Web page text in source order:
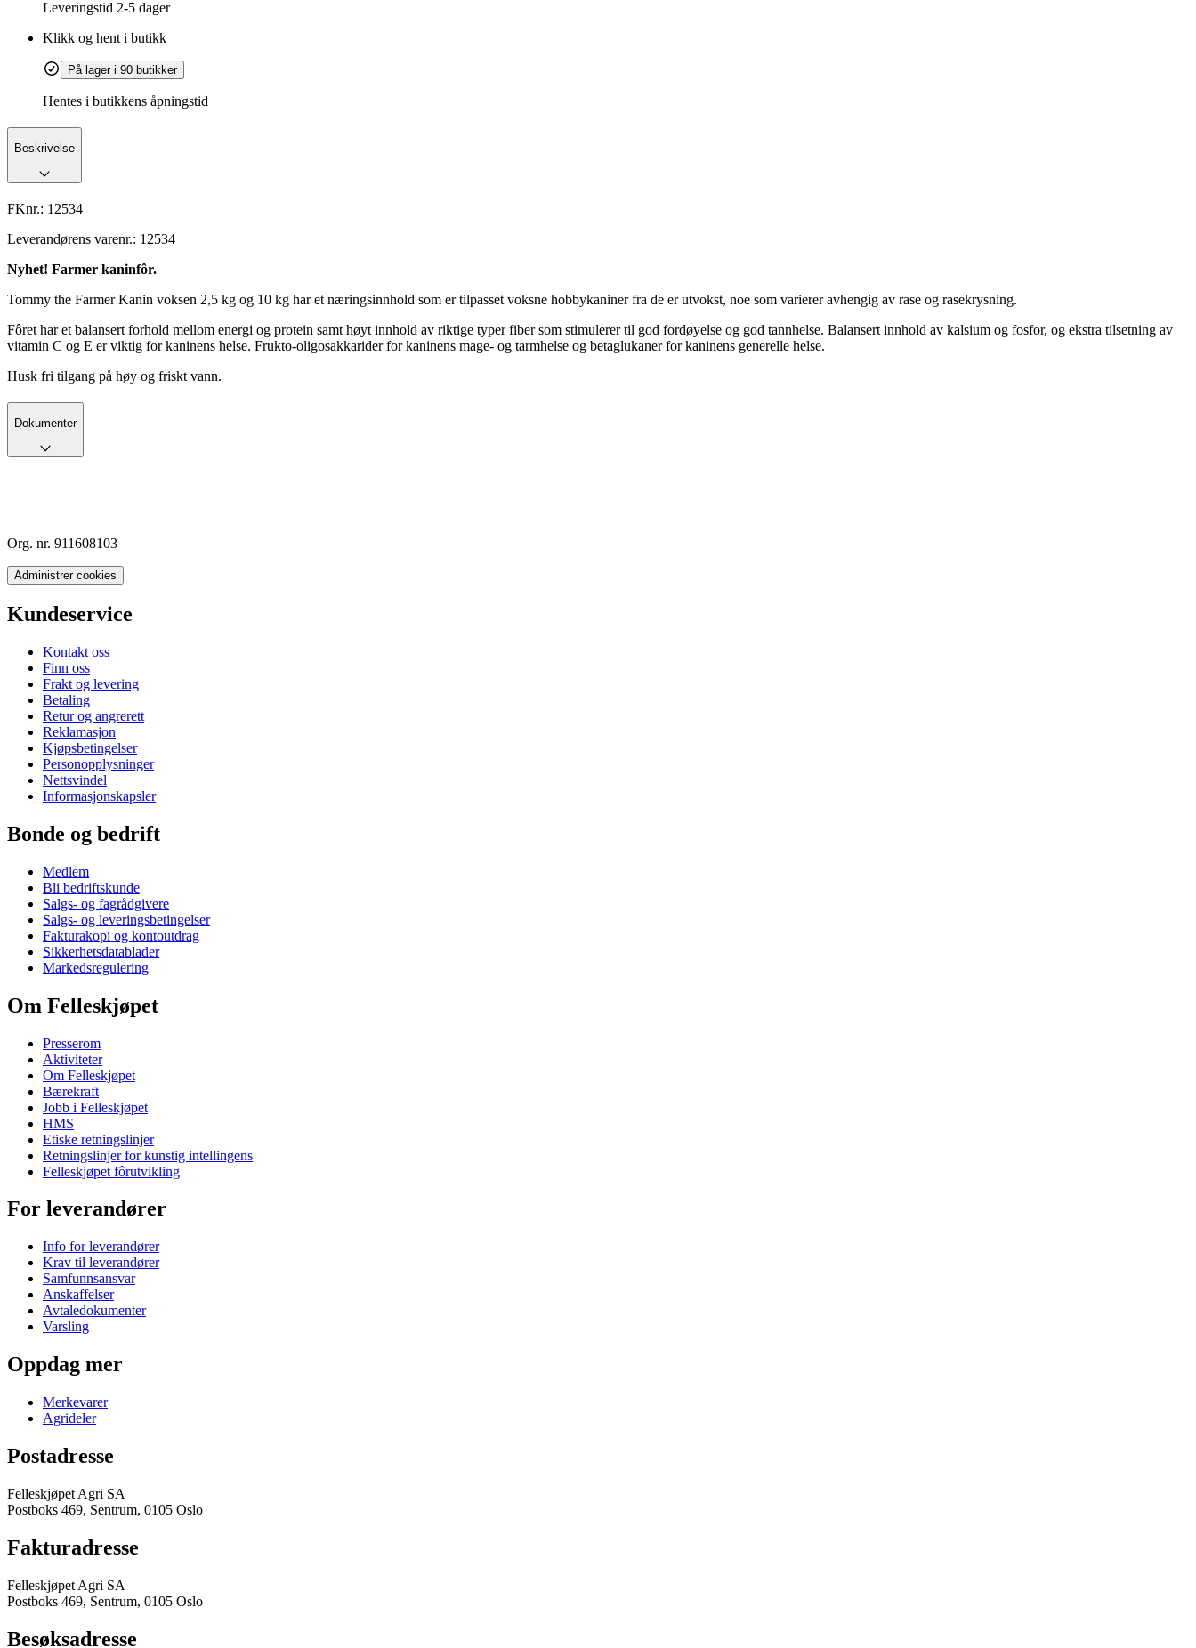
Leveringstid 2-5 dager
Klikk og hent i butikk
På lager i 90 butikker
Hentes i butikkens åpningstid
Beskrivelse
FKnr.: 12534
Leverandørens varenr.: 12534
Nyhet! Farmer kaninfôr.
Tommy the Farmer Kanin voksen 2,5 kg og 10 kg har et næringsinnhold som er tilpasset voksne hobbykaniner fra de er utvokst, noe som varierer avhengig av rase og rasekrysning.
Fôret har et balansert forhold mellom energi og protein samt høyt innhold av riktige typer fiber som stimulerer til god fordøyelse og god tannhelse. Balansert innhold av kalsium og fosfor, og ekstra tilsetning av
vitamin C og E er viktig for kaninens helse. Frukto-oligosakkarider for kaninens mage- og tarmhelse og betaglukaner for kaninens generelle helse.
Husk fri tilgang på høy og friskt vann.
Dokumenter
Org. nr. 911608103
Administrer cookies
Kundeservice
Kontakt oss
Finn oss
Frakt og levering
Betaling
Retur og angrerett
Reklamasjon
Kjøpsbetingelser
Personopplysninger
Nettsvindel
Informasjonskapsler
Bonde og bedrift
Medlem
Bli bedriftskunde
Salgs- og fagrådgivere
Salgs- og leveringsbetingelser
Fakturakopi og kontoutdrag
Sikkerhetsdatablader
Markedsregulering
Om Felleskjøpet
Presserom
Aktiviteter
Om Felleskjøpet
Bærekraft
Jobb i Felleskjøpet
HMS
Etiske retningslinjer
Retningslinjer for kunstig intellingens
Felleskjøpet fôrutvikling
For leverandører
Info for leverandører
Krav til leverandører
Samfunnsansvar
Anskaffelser
Avtaledokumenter
Varsling
Oppdag mer
Merkevarer
Agrideler
Postadresse
Felleskjøpet Agri SA
Postboks 469, Sentrum, 0105 Oslo
Fakturadresse
Felleskjøpet Agri SA
Postboks 469, Sentrum, 0105 Oslo
Besøksadresse